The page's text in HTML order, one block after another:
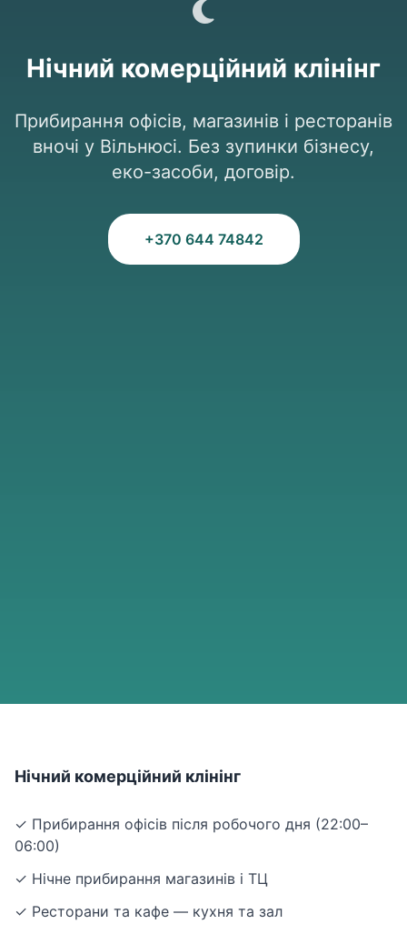
Нічний комерційний клінінг
Прибирання офісів, магазинів і ресторанів
вночі у Вільнюсі. Без зупинки бізнесу,
еко-засоби, договір.
+370 644 74842
Нічний комерційний клінінг
✓ Прибирання офісів після робочого дня (22:00–
06:00)
✓ Нічне прибирання магазинів і ТЦ
✓ Ресторани та кафе — кухня та зал